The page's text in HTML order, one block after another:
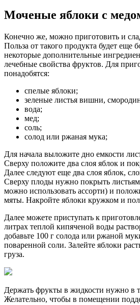
Моченые яблоки с
Конечно же, можно приготовить и
Польза от такого продукта будет еще
некоторые дополнительные
лечебные свойства фруктов. Для
понадобятся:
спелые яблоки;
зеленые листья вишни,
вода;
мед;
соль;
солод или ржаная мука;
Для начала выложите дно емкости
Сверху положите два слоя яблок и
Далее следуют еще два слоя яблок,
Сверху плоды нужно покрыть
можно использовать ассорти) и
мяты. Накройте яблоки кружком и
Далее можете приступать к
литрах теплой кипяченой воды
добавьте 100 г солода или ржаной
поваренной соли. Залейте яблоки
груза.
Держать фрукты в жидкости нужно в
Желательно, чтобы в помещении